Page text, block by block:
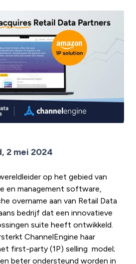
2 mei 2024
op het gebied van
en management software,
overname aan van Retail Data
bedrijf dat een innovatieve
suite heeft ontwikkeld.
ChannelEngine haar
first-party (1P) selling model;
beter ondersteund worden in